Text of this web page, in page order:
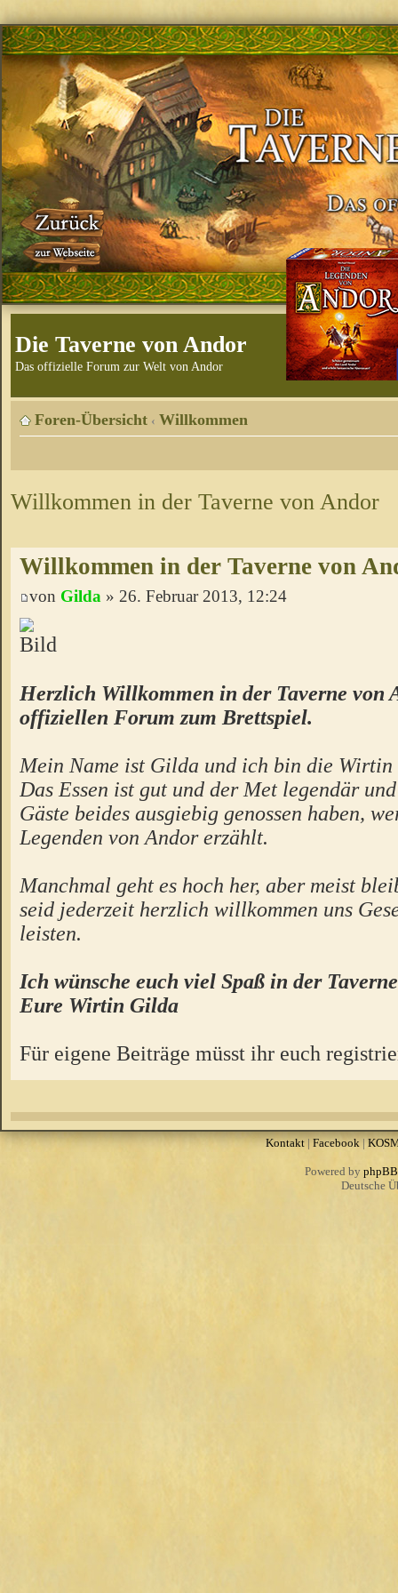
Die Taverne von Andor
Das offizielle Forum zur Welt von Andor
Foren-Übersicht ‹ Willkommen
Willkommen in der Taverne von Andor
Willkommen in der Taverne von
von Gilda » 26. Februar 2013, 12:24
Herzlich Willkommen in der Taverne von
offiziellen Forum zum Brettspiel.
Mein Name ist Gilda und ich bin die Wirtin
Das Essen ist gut und der Met legendär
Gäste beides ausgiebig genossen haben,
Legenden von Andor erzählt.
Manchmal geht es hoch her, aber meist
seid jederzeit herzlich willkommen uns
leisten.
Ich wünsche euch viel Spaß in der
Eure Wirtin Gilda
Für eigene Beiträge müsst ihr euch
Kontakt|Facebook |
Powered by phpBB
Deutsche